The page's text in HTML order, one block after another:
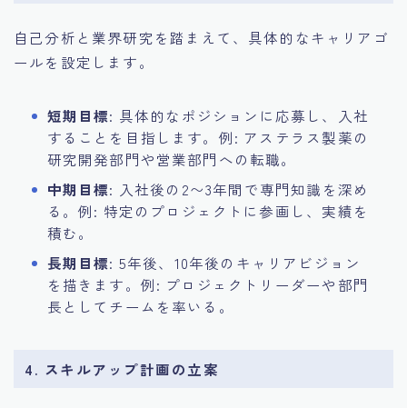
自己分析と業界研究を踏まえて、具体的なキャリアゴ
ールを設定します。
短期目標: 具体的なポジションに応募し、入社
することを目指します。例: アステラス製薬の
研究開発部門や営業部門への転職。
中期目標: 入社後の2〜3年間で専門知識を深め
る。例: 特定のプロジェクトに参画し、実績を
積む。
長期目標: 5年後、10年後のキャリアビジョン
を描きます。例: プロジェクトリーダーや部門
長としてチームを率いる。
4. スキルアップ計画の立案